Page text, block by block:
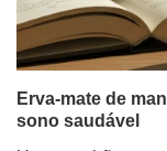
Erva-mate de
sono saudável